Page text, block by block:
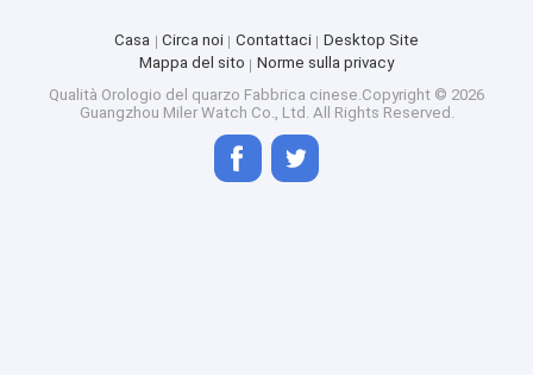
Casa Circa noi Contattaci
Desktop Site
Mappa del sito
Norme sulla privacy
Qualità Orologio del quarzo Fabbrica cinese.Copyright © 2026
Guangzhou Miler Watch Co., Ltd. All Rights Reserved.